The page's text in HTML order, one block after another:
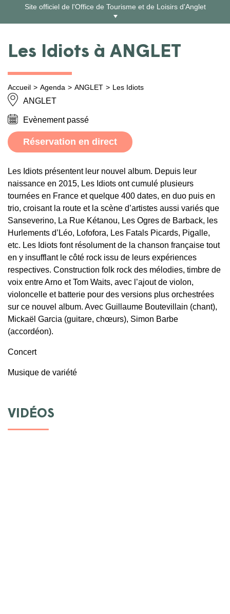
contenu
Site officiel de l'Office de Tourisme et de Loisirs d'Anglet
Les Idiots à ANGLET
Accueil Agenda ANGLET Les Idiots
ANGLET
Evènement passé
Réservation en direct
Les Idiots présentent leur nouvel album. Depuis leur
naissance en 2015, Les Idiots ont cumulé plusieurs
tournées en France et quelque 400 dates, en duo puis en
trio, croisant la route et la scène d’artistes aussi variés que
Sanseverino, La Rue Kétanou, Les Ogres de Barback, les
Hurlements d’Léo, Lofofora, Les Fatals Picards, Pigalle,
etc. Les Idiots font résolument de la chanson française tout
en y insufflant le côté rock issu de leurs expériences
respectives. Construction folk rock des mélodies, timbre de
voix entre Arno et Tom Waits, avec l’ajout de violon,
violoncelle et batterie pour des versions plus orchestrées
sur ce nouvel album. Avec Guillaume Boutevillain (chant),
Mickaël Garcia (guitare, chœurs), Simon Barbe
(accordéon).
Concert
Musique de variété
VIDÉOS